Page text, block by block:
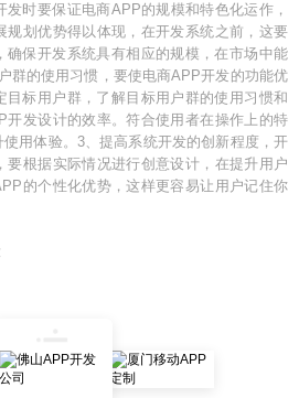
时要保证电商APP的规模和特色化运作，
规划优势得以体现，在开发系统之前，这要
确保开发系统具有相应的规模，在市场中能
群的使用习惯，要使电商APP开发的功能优
目标用户群，了解目标用户群的使用习惯和
开发设计的效率。符合使用者在操作上的特
用体验。3、提高系统开发的创新程度，开
要根据实际情况进行创意设计，在提升用户
的个性化优势，这样更容易让用户记住你